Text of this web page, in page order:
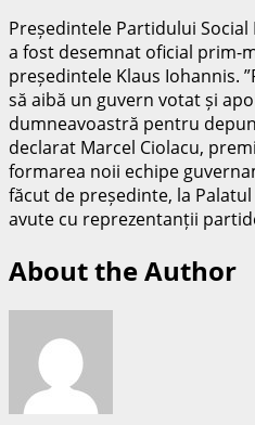
Președintele Partidului
a fost desemnat oficial prim-
președintele Klaus Iohannis.
să aibă un guvern votat și
dumneavoastră pentru
declarat Marcel Ciolacu,
formarea noii echipe
făcut de președinte, la
avute cu reprezentanții
About the Author